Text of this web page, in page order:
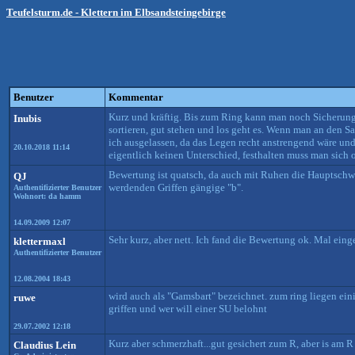
Teufelsturm.de - Klettern im Elbsandsteingebirge
Benutzer Kommentar
Inubis
20.10.2018 11:14
Kurz und kräftig. Bis zum Ring kann man noch
sortieren, gut stehen und los geht es. Wenn man an den
ich ausgelassen, da das Legen recht anstrengend wäre
eigentlich keinen Unterschied, festhalten muss man sich
QJ
Authentifizierter Benutzer
Wohnort: da hamm
14.09.2009 12:07
Bewertung ist quatsch, da auch mit Ruhen die
werdenden Griffen gängige "b".
klettermaxl
Authentifizierter Benutzer
12.08.2004 18:43
Sehr kurz, aber nett. Ich fand die Bewertung ok. Mal
ruwe
29.07.2002 12:18
wird auch als "Gamsbart" bezeichnet. zum ring liegen
griffen und wer will einer SU belohnt
Claudius Lein Kurz aber schmerzhaft...gut gesichert zum R, aber is am